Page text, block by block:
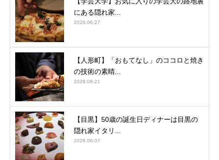
にある隠れ家...
2026.06.27
【人形町】「おもてなし」のココロと焼き
の技術の素晴...
2026.06.21
【目黒】50歳の誕生日ディナーは目黒の
隠れ家イタリ...
2026.06.07